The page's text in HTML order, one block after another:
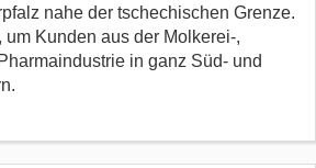
nahe der tschechischen Grenze.
um Kunden aus der Molkerei-,
in ganz Süd- und